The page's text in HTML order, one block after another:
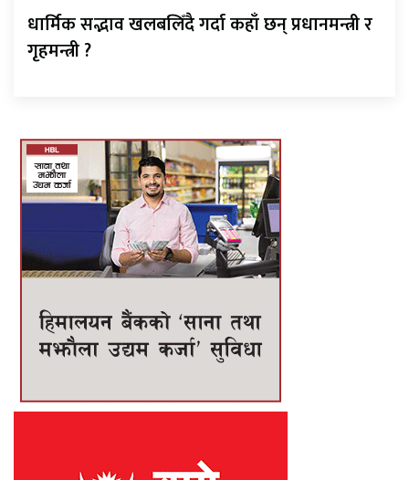
धार्मिक सद्भाव खलबलिँदै गर्दा कहाँ छन् प्रधानमन्त्री र
गृहमन्त्री ?